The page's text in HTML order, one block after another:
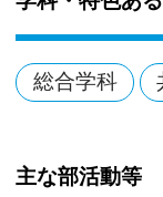
総合学科
主な部活動等